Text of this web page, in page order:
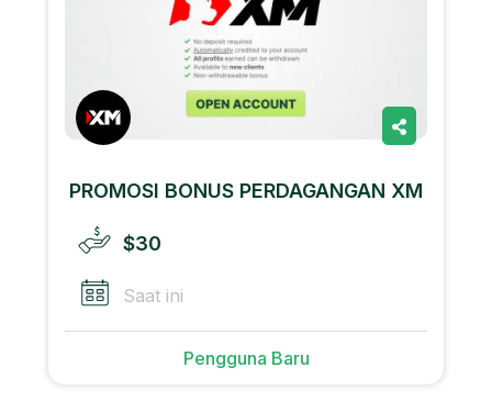
PROMOSI BONUS PERDAGANGAN XM
$30
Saat ini
Pengguna Baru